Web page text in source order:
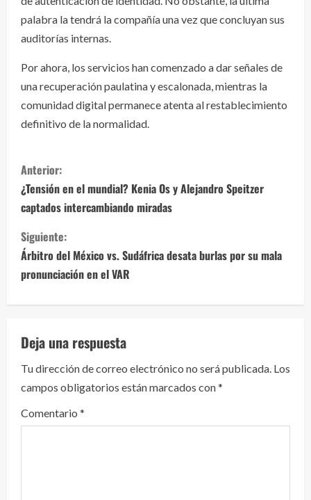
palabra la tendrá la compañía una vez que concluyan sus
auditorías internas.
Por ahora, los servicios han comenzado a dar señales de
una recuperación paulatina y escalonada, mientras la
comunidad digital permanece atenta al restablecimiento
definitivo de la normalidad.
S
i
g
u
e
l
e
y
e
n
Anterior:
¿Tensión en el mundial? Kenia Os y Alejandro Speitzer
captados intercambiando miradas
Siguiente:
Árbitro del México vs. Sudáfrica desata burlas por su mala
pronunciación en el VAR
Deja una respuesta
Tu dirección de correo electrónico no será publicada. Los
campos obligatorios están marcados con*
Comentario *